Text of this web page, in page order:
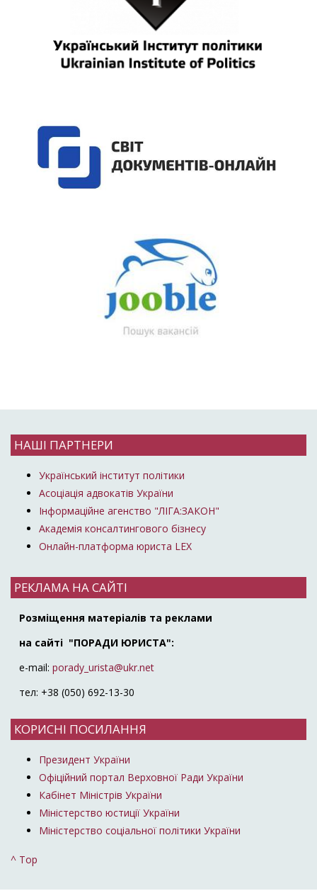
НАШІ ПАРТНЕРИ
Український інститут політики
Асоціація адвокатів України
Інформаційне агенство "ЛІГА:ЗАКОН"
Академія консалтингового бізнесу
Онлайн-платформа юриста LEX
РЕКЛАМА НА САЙТІ
Розміщення матеріалів та реклами
на сайті "ПОРАДИ ЮРИСТА":
e-mail: porady_urista@ukr.net
тел: +38 (050) 692-13-30
КОРИСНІ ПОСИЛАННЯ
Президент України
Офіційний портал Верховної Ради України
Кабінет Міністрів України
Міністерство юстиції України
Міністерство соціальної політики України
^ Top